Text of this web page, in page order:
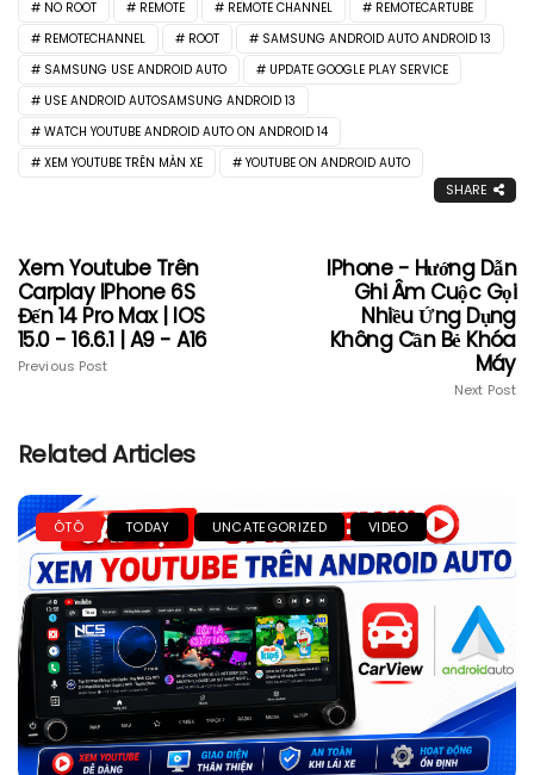
NO ROOT
REMOTE REMOTE CHANNEL
REMOTECARTUBE
REMOTECHANNEL
ROOT
SAMSUNG ANDROID AUTO ANDROID 13
SAMSUNG USE ANDROID AUTO
UPDATE GOOGLE PLAY SERVICE
USE ANDROID AUTOSAMSUNG ANDROID 13
WATCH YOUTUBE ANDROID AUTO ON ANDROID 14
XEM YOUTUBE TRÊN MÀN XE
YOUTUBE ON ANDROID AUTO
SHARE
Xem Youtube Trên
Carplay IPhone 6S
Đến 14 Pro Max | IOS
15.0 - 16.6.1 | A9 - A16
Previous Post
IPhone - Hướng Dẫn
Ghi Âm Cuộc Gọi
Nhiều Ứng Dụng
Không Cần Bẻ Khóa
Máy
Next Post
Related Articles
ÔTÔ TODAY UNCATEGORIZED VIDEO